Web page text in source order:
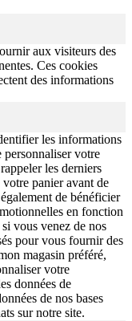
aux visiteurs des
Ces cookies
des informations
les informations
personnaliser votre
les derniers
panier avant de
de bénéficier
en fonction
vous venez de nos
pour vous fournir des
magasin préféré,
votre
données de
de nos bases
sur notre site.